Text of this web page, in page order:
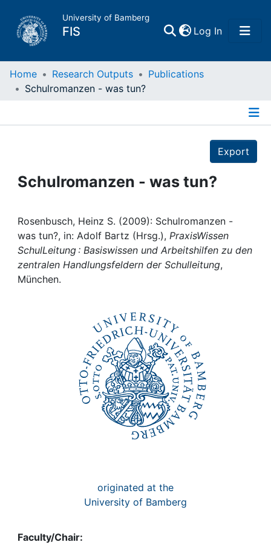
University of Bamberg
FIS Log In(current)
Home
Projects
Institutions
Awards
Home Research Outputs
Publications
Schulromanzen - was tun?
Export
Schulromanzen - was tun?
Rosenbusch, Heinz S. (2009): Schulromanzen -
was tun?, in: Adolf Bartz (Hrsg.), PraxisWissen
SchulLeitung : Basiswissen und Arbeitshilfen zu den
zentralen Handlungsfeldern der Schulleitung,
München.
originated at the
University of Bamberg
Faculty/Chair: